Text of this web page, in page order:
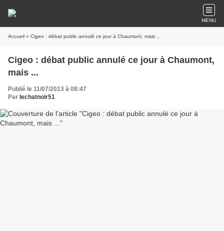
MENU
Accueil » Cigeo : débat public annulé ce jour à Chaumont, mais ...
Cigeo : débat public annulé ce jour à Chaumont,
mais ...
Publié le 11/07/2013 à 08:47
Par lechatnoir51